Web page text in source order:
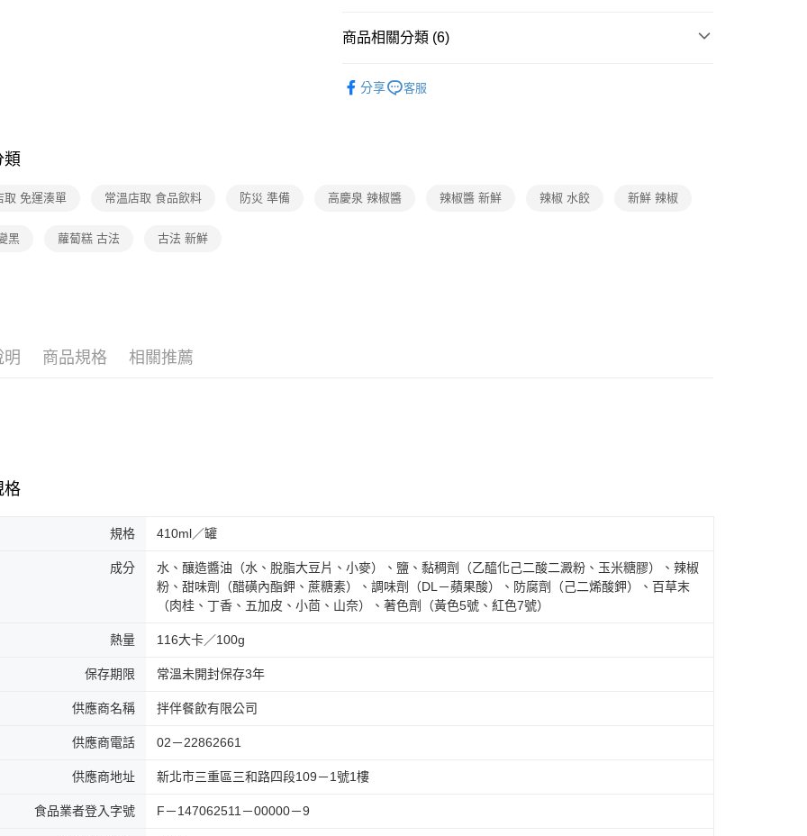
商品相關分類 (6)
分享 客服
類
取 免運湊單 常溫店取 食品飲料 防災 準備 高慶泉 辣椒醬 辣椒醬 新鮮 辣椒 水餃 新鮮 辣椒
黑 蘿蔔糕 古法 古法 新鮮
明 商品規格 相關推薦
格
規格 410ml／罐
成分
水、釀造醬油（水、脫脂大豆片、小麥）、鹽、黏稠劑（乙醯化己二酸二澱粉、玉米糖膠）、辣椒
粉、甜味劑（醋磺內酯鉀、蔗糖素）、調味劑（DL－蘋果酸）、防腐劑（己二烯酸鉀）、百草末
（肉桂、丁香、五加皮、小茴、山奈）、著色劑（黃色5號、紅色7號）
熱量 116大卡／100g
保存期限 常溫未開封保存3年
供應商名稱 拌伴餐飲有限公司
供應商電話 02－22862661
供應商地址 新北市三重區三和路四段109－1號1樓
食品業者登入字號 F－147062511－00000－9